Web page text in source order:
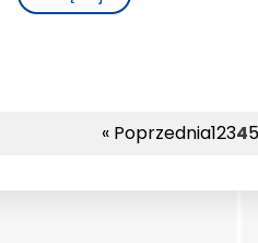
« Poprzednia12345